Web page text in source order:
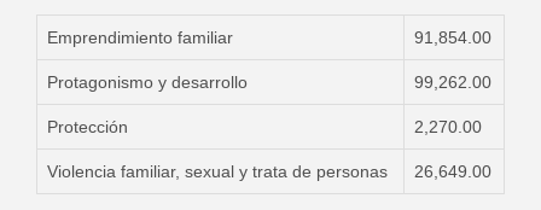
Emprendimiento familiar 91,854.00
Protagonismo y desarrollo 99,262.00
Protección 2,270.00
Violencia familiar, sexual y trata de personas 26,649.00